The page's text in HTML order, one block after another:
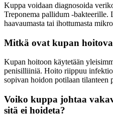
Kuppa voidaan diagnosoida
Treponema pallidum -bakteerille.
haavaumasta tai ihottumasta
Mitkä ovat kupan
Kupan hoitoon käytetään
penisilliiniä. Hoito riippuu
sopivan hoidon potilaan tilanteen
Voiko kuppa johtaa
sitä ei hoideta?